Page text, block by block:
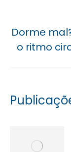
Dorme
o ritmo